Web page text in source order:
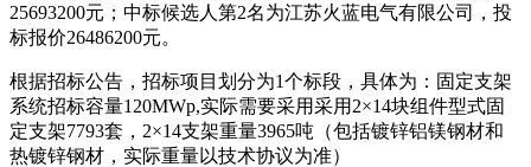
25693200元；中标候选人第2名为江苏火蓝电气有限公司，投
标报价26486200元。
根据招标公告，招标项目划分为1个标段，具体为：固定支架
系统招标容量120MWp,实际需要采用采用2×14块组件型式固
定支架7793套，2×14支架重量3965吨（包括镀锌铝镁钢材和
热镀锌钢材，实际重量以技术协议为准）